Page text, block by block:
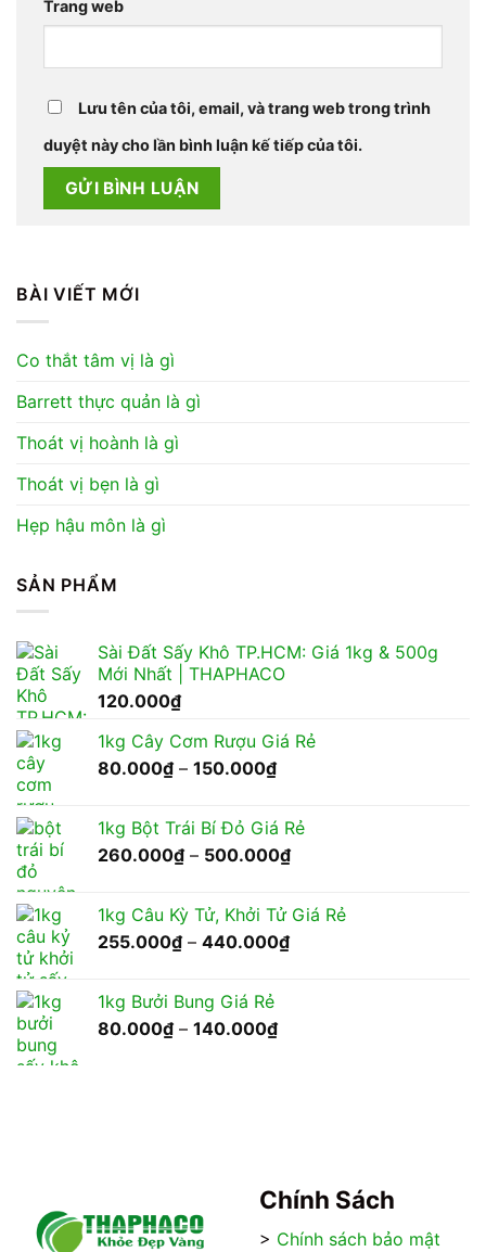
Trang web
Lưu tên của tôi, email, và trang web trong trình
duyệt này cho lần bình luận kế tiếp của tôi.
BÀI VIẾT MỚI
Co thắt tâm vị là gì
Barrett thực quản là gì
Thoát vị hoành là gì
Thoát vị bẹn là gì
Hẹp hậu môn là gì
SẢN PHẨM
Sài Đất Sấy Khô TP.HCM: Giá 1kg & 500g
Mới Nhất | THAPHACO
120.000₫
1kg Cây Cơm Rượu Giá Rẻ
80.000₫ – 150.000₫Khoảng
80.000₫
đến
1kg Bột Trái Bí Đỏ Giá Rẻ
260.000₫ – 500.000₫Khoảng
260.000₫
1kg Câu Kỳ Tử, Khởi Tử Giá Rẻ
255.000₫ – 440.000₫Khoảng
1kg Bưởi Bung Giá Rẻ
80.000₫ – 140.000₫Khoảng
Chính Sách
> Chính sách bảo mật